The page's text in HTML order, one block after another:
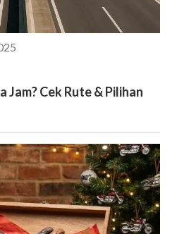
Jam? Cek Rute & Pilihan